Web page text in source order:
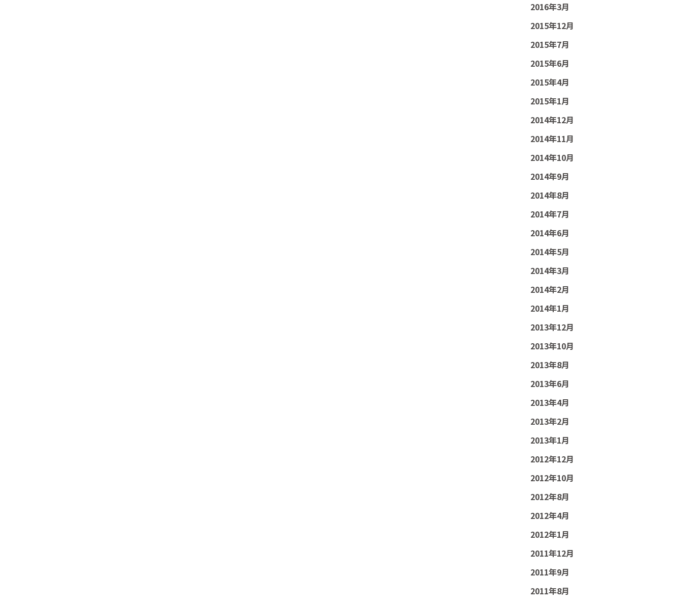
2016年3月
2015年12月
2015年7月
2015年6月
2015年4月
2015年1月
2014年12月
2014年11月
2014年10月
2014年9月
2014年8月
2014年7月
2014年6月
2014年5月
2014年3月
2014年2月
2014年1月
2013年12月
2013年10月
2013年8月
2013年6月
2013年4月
2013年2月
2013年1月
2012年12月
2012年10月
2012年8月
2012年4月
2012年1月
2011年12月
2011年9月
2011年8月